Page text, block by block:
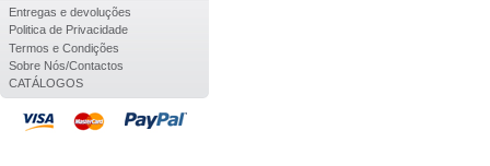
Entregas e devoluções
Politica de Privacidade
Termos e Condições
Sobre Nós/Contactos
CATÁLOGOS